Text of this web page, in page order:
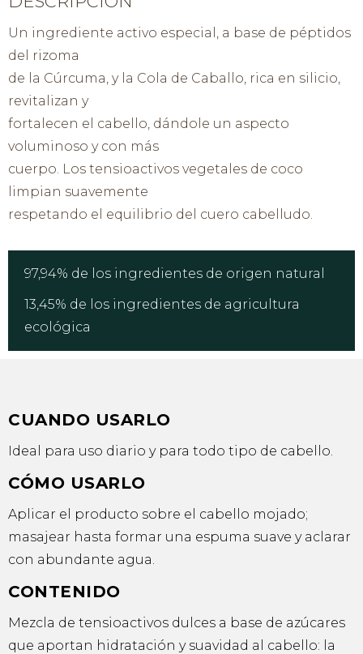
Un ingrediente activo especial, a base de péptidos
del rizoma
de la Cúrcuma, y la Cola de Caballo, rica en silicio,
revitalizan y
fortalecen el cabello, dándole un aspecto
voluminoso y con más
cuerpo. Los tensioactivos vegetales de coco
limpian suavemente
respetando el equilibrio del cuero cabelludo.
97,94% de los ingredientes de origen natural
13,45% de los ingredientes de agricultura
ecológica
CUANDO USARLO
Ideal para uso diario y para todo tipo de cabello.
CÓMO USARLO
Aplicar el producto sobre el cabello mojado;
masajear hasta formar una espuma suave y aclarar
con abundante agua.
CONTENIDO
Mezcla de tensioactivos dulces a base de azúcares
que aportan hidratación y suavidad al cabello: la